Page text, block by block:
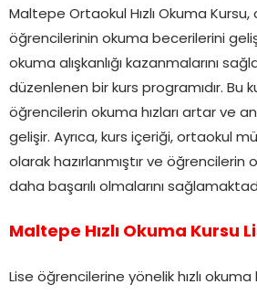
Maltepe Ortaokul Hızlı Okuma Kursu,
öğrencilerinin okuma becerilerini
okuma alışkanlığı kazanmalarını
düzenlenen bir kurs programıdır. Bu
öğrencilerin okuma hızları artar ve
gelişir. Ayrıca, kurs içeriği, ortaokul
olarak hazırlanmıştır ve öğrencilerin
daha başarılı olmalarını
Maltepe Hızlı Okuma Kursu
Lise öğrencilerine yönelik hızlı